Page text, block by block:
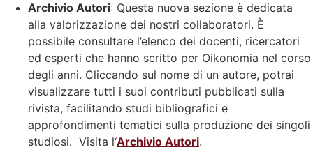
Archivio Autori: Questa nuova sezione è dedicata
alla valorizzazione dei nostri collaboratori. È
possibile consultare l’elenco dei docenti, ricercatori
ed esperti che hanno scritto per Oikonomia nel corso
degli anni. Cliccando sul nome di un autore, potrai
visualizzare tutti i suoi contributi pubblicati sulla
rivista, facilitando studi bibliografici e
approfondimenti tematici sulla produzione dei singoli
studiosi. Visita l‘Archivio Autori.